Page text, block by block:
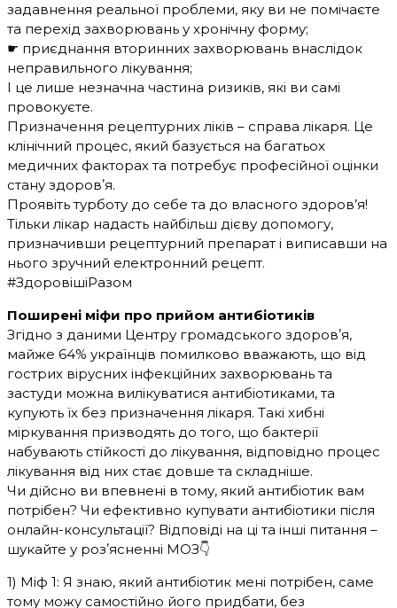
задавнення реальної проблеми, яку ви не помічаєте
та перехід захворювань у хронічну форму;
☛ приєднання вторинних захворювань внаслідок
неправильного лікування;
І це лише незначна частина ризиків, які ви самі
провокуєте.
Призначення рецептурних ліків – справа лікаря. Це
клінічний процес, який базується на багатьох
медичних факторах та потребує професійної оцінки
стану здоровʼя.
Проявіть турботу до себе та до власного здоров’я!
Тільки лікар надасть найбільш дієву допомогу,
призначивши рецептурний препарат і виписавши на
нього зручний електронний рецепт.
#ЗдоровішіРазом
Поширені міфи про прийом антибіотиків
Згідно з даними Центру громадського здоровʼя,
майже 64% українців помилково вважають, що від
гострих вірусних інфекційних захворювань та
застуди можна вилікуватися антибіотиками, та
купують їх без призначення лікаря. Такі хибні
міркування призводять до того, що бактерії
набувають стійкості до лікування, відповідно процес
лікування від них стає довше та складніше.
Чи дійсно ви впевнені в тому, який антибіотик вам
потрібен? Чи ефективно купувати антибіотики після
онлайн-консультації? Відповіді на ці та інші питання –
шукайте у розʼясненні МОЗ👇
1) Міф 1: Я знаю, який антибіотик мені потрібен, саме
тому можу самостійно його придбати, без